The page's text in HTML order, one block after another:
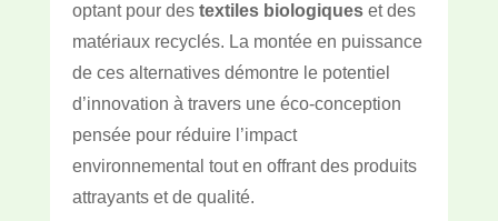
optant pour des textiles biologiqueset des
matériaux recyclés. La montée en puissance
de ces alternatives démontre le potentiel
d’innovation à travers une éco-conception
pensée pour réduire l’impact
environnemental tout en offrant des produits
attrayants et de qualité.